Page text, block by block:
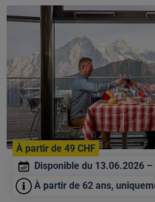
seniors
Schynige
À partir de 49 CHF
Disponible du 13.06.2026
À partir de 62 ans,